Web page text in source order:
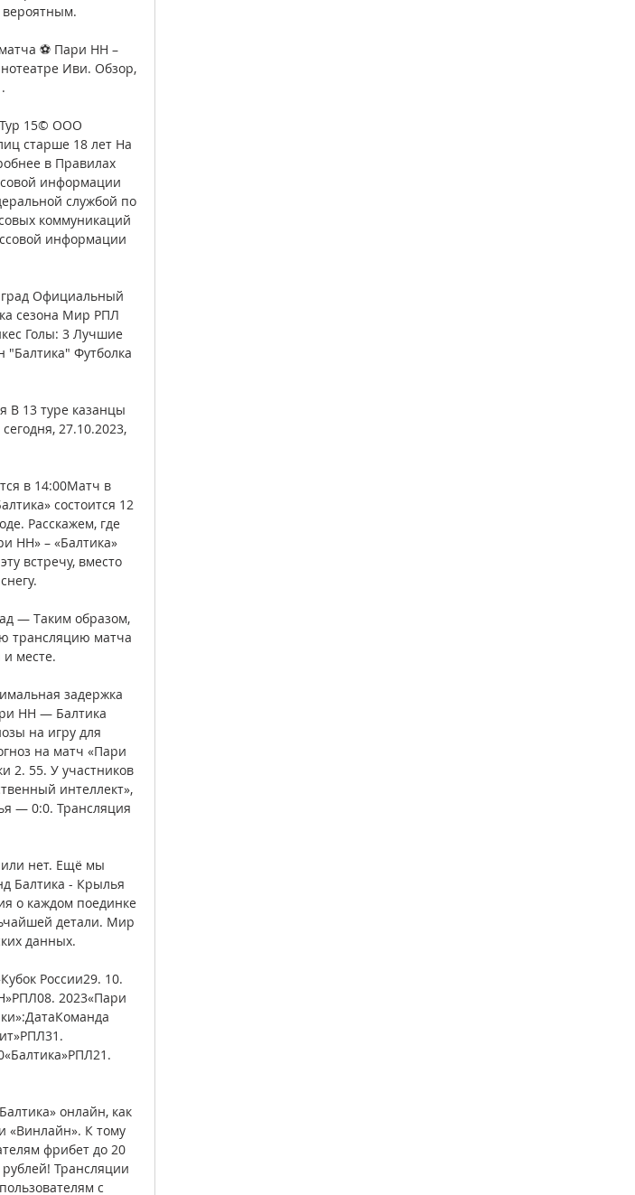
вероятным.
⚽ Пари НН –
Иви. Обзор,
15© ООО
старше 18 лет На
в Правилах
информации
службой по
коммуникаций
информации
Официальный
сезона Мир РПЛ
Голы: 3 Лучшие
Футболка
В 13 туре казанцы
27.10.2023,
в 14:00Матч в
состоится 12
Расскажем, где
НН» – «Балтика»
встречу, вместо
— Таким образом,
трансляцию матча
месте.
задержка
НН — Балтика
на игру для
на матч «Пари
2. 55. У участников
интеллект»,
— 0:0. Трансляция
или нет. Ещё мы
Балтика - Крылья
о каждом поединке
детали. Мир
данных.
России29. 10.
2023«Пари
онлайн, как
«Винлайн». К тому
фрибет до 20
Трансляции
с